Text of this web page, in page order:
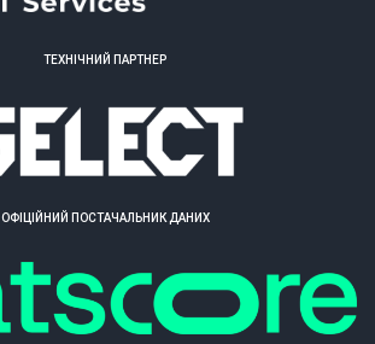
ТЕХНІЧНИЙ ПАРТНЕР
ОФІЦІЙНИЙ ПОСТАЧАЛЬНИК ДАНИХ